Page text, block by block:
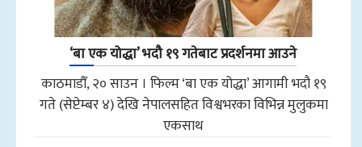
‘बा एक योद्धा’ भदौ १९ गतेबाट प्रदर्शनमा आउने
काठमाडौँ, २० साउन । फिल्म ‘बा एक योद्धा’ आगामी भदौ १९
गते (सेप्टेम्बर ४) देखि नेपालसहित विश्वभरका विभिन्न मुलुकमा
एकसाथ